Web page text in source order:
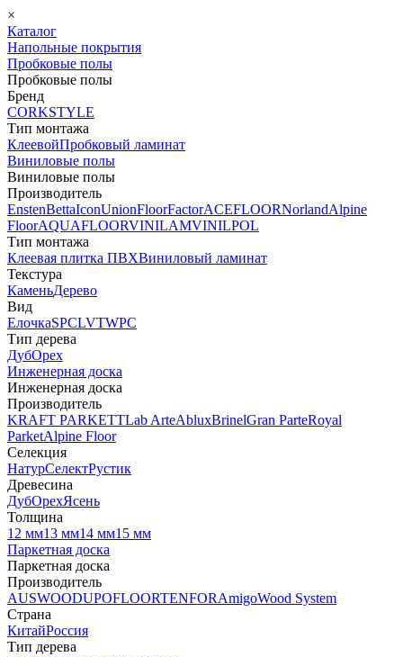
×
Каталог
Напольные покрытия
Пробковые полы
Пробковые полы
Бренд
CORKSTYLE
Тип монтажа
КлеевойПробковый ламинат
Виниловые полы
Виниловые полы
Производитель
EnstenBettaIconUnionFloorFactorACEFLOORNorlandAlpine
FloorAQUAFLOORVINILAMVINILPOL
Тип монтажа
Клеевая плитка ПВХВиниловый ламинат
Текстура
КаменьДерево
Вид
ЕлочкаSPCLVTWPC
Тип дерева
ДубОрех
Инженерная доска
Инженерная доска
Производитель
KRAFT PARKETTLab ArteAbluxBrinelGran ParteRoyal
ParketAlpine Floor
Селекция
НатурСелектРустик
Древесина
ДубОрехЯсень
Толщина
12 мм13 мм14 мм15 мм
Паркетная доска
Паркетная доска
Производитель
AUSWOODUPOFLOORTENFORAmigoWood System
Страна
КитайРоссия
Тип дерева